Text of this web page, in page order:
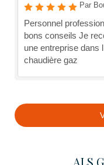
Par
Personnel
bons conseils Je
une entreprise dans
chaudière gaz
ALS